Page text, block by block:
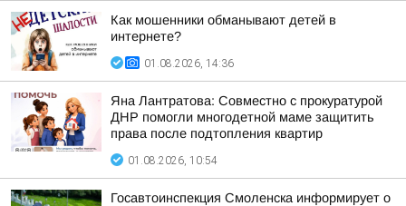
Как мошенники обманывают детей в
интернете?
01.08.2026, 14:36
Яна Лантратова: Совместно с прокуратурой
ДНР помогли многодетной маме защитить
права после подтопления квартир
01.08.2026, 10:54
Госавтоинспекция Смоленска информирует о